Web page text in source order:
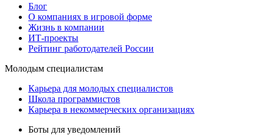
Блог
О компаниях в игровой форме
Жизнь в компании
ИТ-проекты
Рейтинг работодателей России
Молодым специалистам
Карьера для молодых специалистов
Школа программистов
Карьера в некоммерческих организациях
Боты для уведомлений